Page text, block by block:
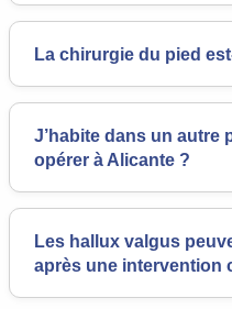
La chirurgie du pied
J’habite dans un autre
opérer à Alicante ?
Les hallux valgus
après une intervention